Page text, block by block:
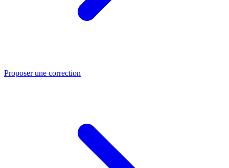
Proposer une correction